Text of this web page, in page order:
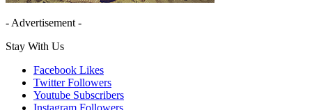
- Advertisement -
Stay With Us
Facebook Likes
Twitter Followers
Youtube Subscribers
Instagram Followers